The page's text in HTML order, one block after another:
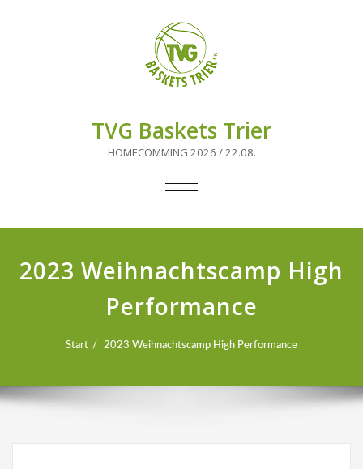
TVG Baskets Trier
HOMECOMMING 2026 / 22.08.
NAVIGATION
2023 Weihnachtscamp High
Performance
Start 2023 Weihnachtscamp High Performance